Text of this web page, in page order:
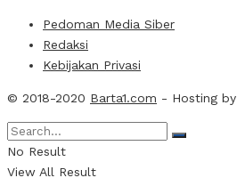
Pedoman Media Siber
Redaksi
Kebijakan Privasi
© 2018-2020 Barta1.com - Hosting by
No Result
View All Result